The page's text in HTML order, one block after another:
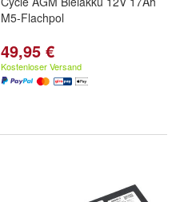
M5-Flachpol
49,95 €
Kostenloser Versand